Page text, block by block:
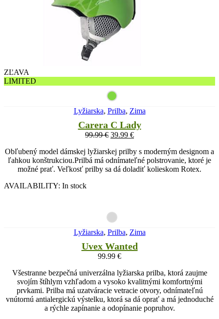
ZĽAVA
LIMITED
Lyžiarska, Prilba, Zima
Carera C Lady
99.99€ 39.99 €
Obľubený model dámskej lyžiarskej prilby s moderným designom a
ľahkou konštrukciou.Prilbá má odnímateľné polstrovanie, ktoré je
možné prať. Veľkosť prilby sa dá doladiť kolieskom Rotex.
AVAILABILITY: In stock
Lyžiarska, Prilba, Zima
Uvex Wanted
99.99 €
Všestranne bezpečná univerzálna lyžiarska prilba, ktorá zaujme
svojím štíhlym vzhľadom a vysoko kvalitnými komfortnými
prvkami. Prilba má uzatváracie vetracie otvory, odnímateľnú
vnútornú antialergickú výstelku, ktorá sa dá oprať a má jednoduché
a rýchle zapínanie a odopínanie popruhov.